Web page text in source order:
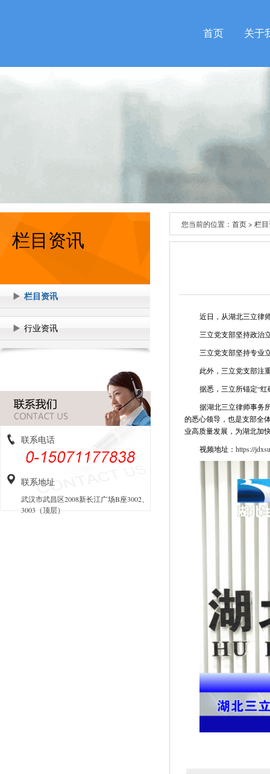
首页 关于
栏目资讯
栏目资讯
行业资讯
联系电话
联系地址
武汉市武昌区2008新长江广场B座3002、
3003（顶层）
您当前的位置： 首页> 栏
近日，从湖北三立律
三立党支部坚持政治
三立党支部坚持专业
此外，三立党支部注
据悉，三立所锚定“
据湖北三立律师事务
的悉心领导，也是支部全
业高质量发展，为湖北加
视频地址： https://